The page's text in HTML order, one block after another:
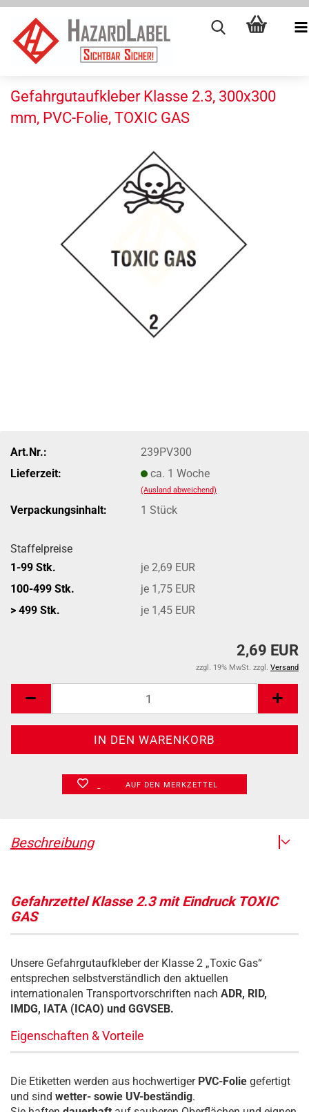
Gefahrgutaufkleber Klasse 2.3, 300x300
mm, PVC-Folie, TOXIC GAS
Art.Nr.:
239PV300
Lieferzeit:
ca. 1 Woche
(Ausland abweichend)
Verpackungsinhalt: 1 Stück
Staffelpreise
1-99 Stk.
je 2,69 EUR
100-499 Stk.
je 1,75 EUR
> 499 Stk.
je 1,45 EUR
2,69 EUR
zzgl. 19% MwSt. zzgl. Versand
AUF DEN MERKZETTEL
Beschreibung
Gefahrzettel Klasse 2.3 mit Eindruck TOXIC
GAS
Unsere Gefahrgutaufkleber der Klasse 2 „Toxic Gas“
entsprechen selbstverständlich den aktuellen
internationalen Transportvorschriften nach ADR, RID,
IMDG, IATA (ICAO) und GGVSEB.
Eigenschaften & Vorteile
Die Etiketten werden aus hochwertiger PVC-Folie gefertigt
und sind wetter- sowie UV-beständig.